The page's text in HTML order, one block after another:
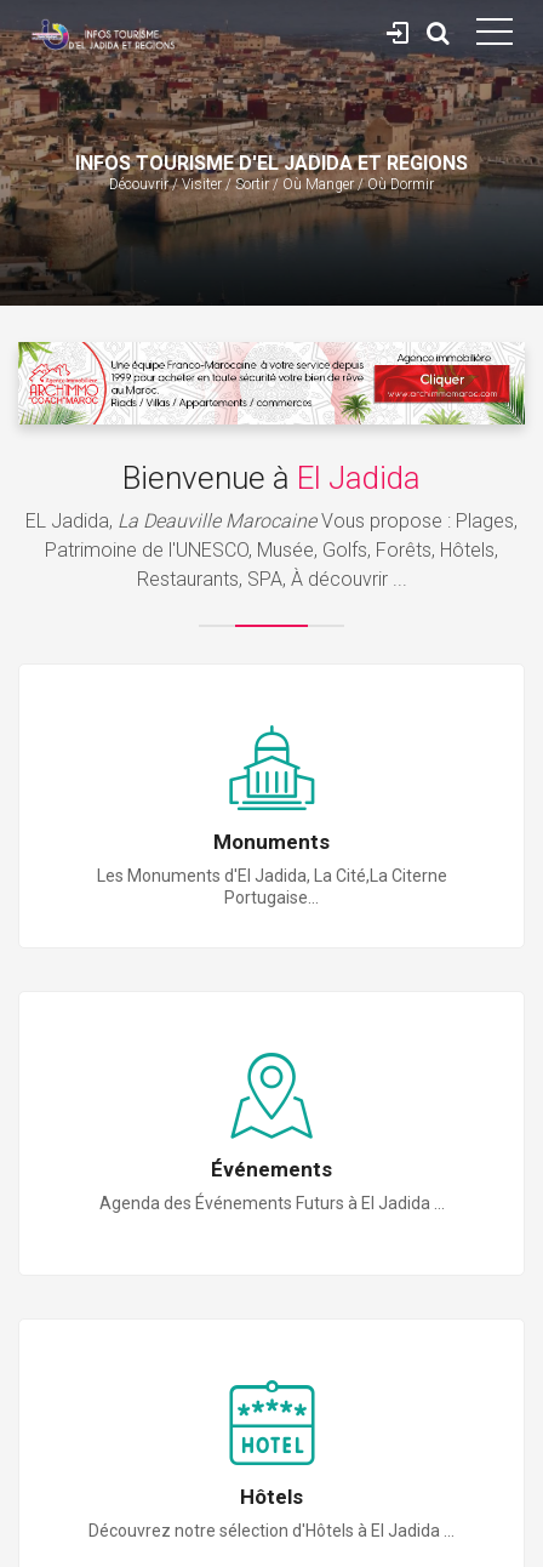
INFOS TOURISME D'EL JADIDA ET REGIONS
Découvrir / Visiter / Sortir / Où Manger / Où Dormir
Bienvenue à El Jadida
EL Jadida, La Deauville MarocaineVous propose : Plages,
Patrimoine de l'UNESCO, Musée, Golfs, Forêts, Hôtels,
Restaurants, SPA, À découvrir ...
Monuments
Les Monuments d'El Jadida, La Cité,La Citerne
Portugaise...
Événements
Agenda des Événements Futurs à El Jadida ...
Hôtels
Découvrez notre sélection d'Hôtels à El Jadida ...